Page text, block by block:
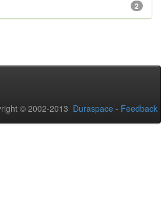
2
© 2002-2013 Duraspace - Feedback